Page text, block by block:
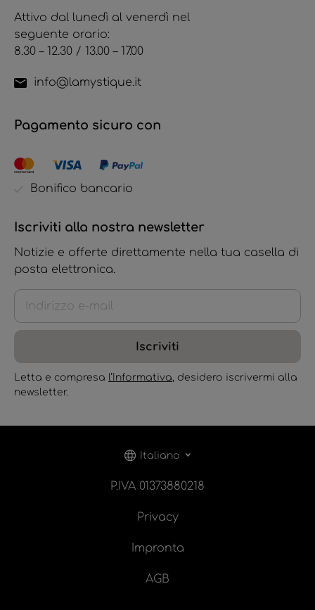
Attivo dal lunedì al venerdì nel
seguente orario:
8.30 – 12.30 / 13.00 – 17.00
info@lamystique.it
Pagamento sicuro con
Bonifico bancario
Iscriviti alla nostra newsletter
Notizie e offerte direttamente nella tua casella di
posta elettronica.
Iscriviti
Letta e compresa l’Informativa, desidero iscrivermi alla
newsletter.
Italiano
P.IVA 01373880218
Privacy
Impronta
AGB